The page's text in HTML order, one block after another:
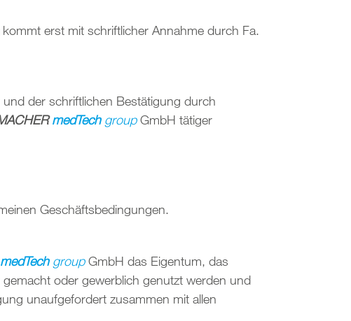
erst mit schriftlicher Annahme durch Fa.
der schriftlichen Bestätigung durch
medTechgroupGmbH tätiger
Geschäftsbedingungen.
medTechgroupGmbH das Eigentum, das
oder gewerblich genutzt werden und
unaufgefordert zusammen mit allen